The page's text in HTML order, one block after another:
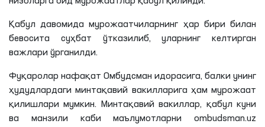
Қабул давомида мурожаатчиларнинг ҳар бири билан
бевосита суҳбат ўтказилиб, уларнинг келтирган
важлари ўрганилди.
Фуқаролар нафақат Омбудсман идорасига, балки унинг
ҳудудлардаги минтақавий вакилларига ҳам мурожаат
қилишлари мумкин. Минтақавий вакиллар, қабул куни
ва манзили каби маълумотларни ombudsman.uz